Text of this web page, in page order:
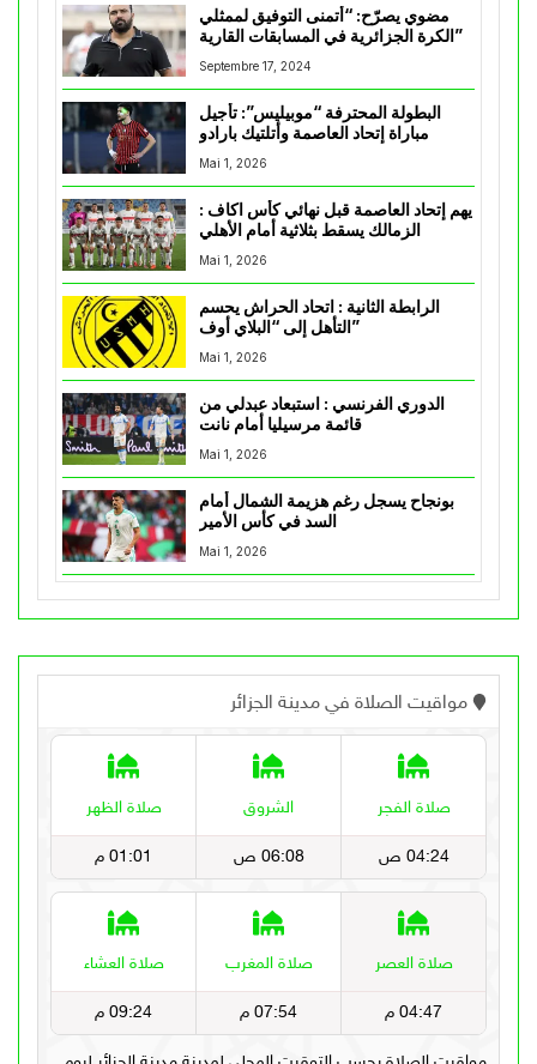
مضوي يصرّح: “أتمنى التوفيق لممثلي
الكرة الجزائرية في المسابقات القارية”
Septembre 17, 2024
البطولة المحترفة “موبيليس”: تأجيل
مباراة إتحاد العاصمة وأتلتيك بارادو
Mai 1, 2026
يهم إتحاد العاصمة قبل نهائي كأس اكاف :
Mai 1, 2026
الرابطة الثانية : اتحاد الحراش يحسم
التأهل إلى “البلاي أوف”
Mai 1, 2026
الدوري الفرنسي : استبعاد عبدلي من
قائمة مرسيليا أمام نانت
Mai 1, 2026
بونجاح يسجل رغم هزيمة الشمال أمام
السد في كأس الأمير
Mai 1, 2026